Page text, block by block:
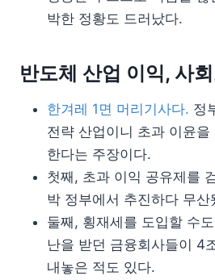
박한 정황도 드러났다.
반도체 산업 이익, 사
한겨레 1면 머리기사다. 정
전략 산업이니 초과 이윤
한다는 주장이다.
첫째, 초과 이익 공유제를
박 정부에서 추진하다 무산
둘째, 횡재세를 도입할 수
난을 받던 금융회사들이 4
내놓은 적도 있다.